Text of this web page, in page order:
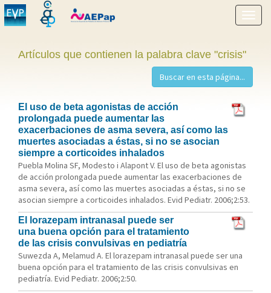
menú
Artículos que contienen la palabra clave "crisis"
El uso de beta agonistas de acción
prolongada puede aumentar las
exacerbaciones de asma severa, así como las
muertes asociadas a éstas, si no se asocian
siempre a corticoides inhalados
Puebla Molina SF, Modesto i Alapont V. El uso de beta agonistas
de acción prolongada puede aumentar las exacerbaciones de
asma severa, así como las muertes asociadas a éstas, si no se
asocian siempre a corticoides inhalados. Evid Pediatr. 2006;2:53.
El lorazepam intranasal puede ser
una buena opción para el tratamiento
de las crisis convulsivas en pediatría
Suwezda A, Melamud A. El lorazepam intranasal puede ser una
buena opción para el tratamiento de las crisis convulsivas en
pediatría. Evid Pediatr. 2006;2:50.